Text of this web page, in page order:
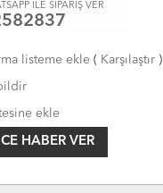
İLE SİPARİŞ VER
listeme ekle( Karşılaştır)
ekle
HABER VER